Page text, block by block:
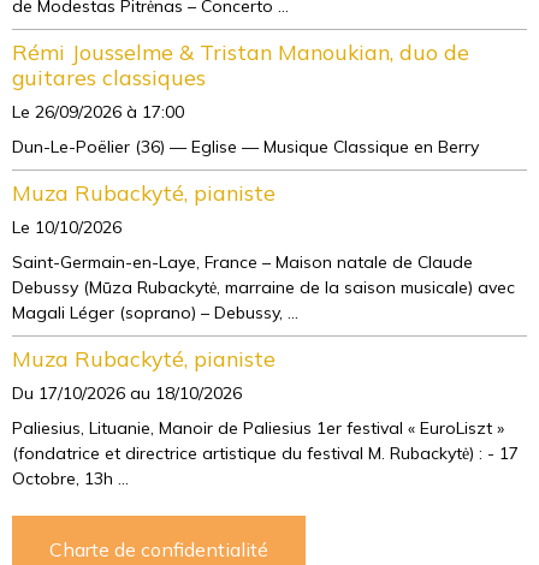
de Modestas Pitrėnas – Concerto ...
Rémi Jousselme & Tristan Manoukian, duo de
guitares classiques
Le 26/09/2026 à 17:00
Dun-Le-Poëlier (36) — Eglise — Musique Classique en Berry
Muza Rubackyté, pianiste
Le 10/10/2026
Saint-Germain-en-Laye, France – Maison natale de Claude
Debussy (Mūza Rubackytė, marraine de la saison musicale) avec
Magali Léger (soprano) – Debussy, ...
Muza Rubackyté, pianiste
Du 17/10/2026 au 18/10/2026
Paliesius, Lituanie, Manoir de Paliesius 1er festival « EuroLiszt »
(fondatrice et directrice artistique du festival M. Rubackytė) : - 17
Octobre, 13h ...
Charte de confidentialité